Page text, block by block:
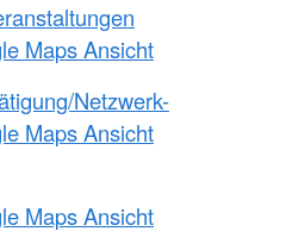
Maps Ansicht
Netzwerk-
Maps Ansicht
Maps Ansicht